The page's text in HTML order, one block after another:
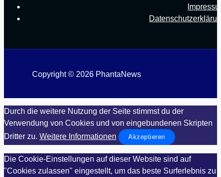
Copyright © 2026 PhantaNews
Durch die weitere Nutzung der Seite stimmst du der
Verwendung von Cookies und von eingebundenen Skripten
Dritter zu. Weitere Informationen Akzeptieren
Die Cookie-Einstellungen auf dieser Website sind auf
"Cookies zulassen" eingestellt, um das beste Surferlebnis zu